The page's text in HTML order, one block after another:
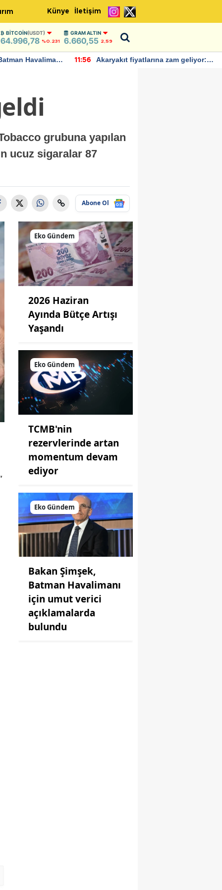
Künye İletişim
BITCOIN(USDT)
64.996,78 %0.231
GRAM ALTIN
6.660,55 2,59
Havalimanı
11:56
Akaryakıt fiyatlarına zam geliyor:
grubuna yapılan
ucuz sigaralar 87
Abone Ol
Eko Gündem
2026 Haziran
Ayında Bütçe Artışı
Yaşandı
Eko Gündem
TCMB'nin
rezervlerinde artan
momentum devam
ediyor
Eko Gündem
Bakan Şimşek,
Batman Havalimanı
için umut verici
açıklamalarda
bulundu